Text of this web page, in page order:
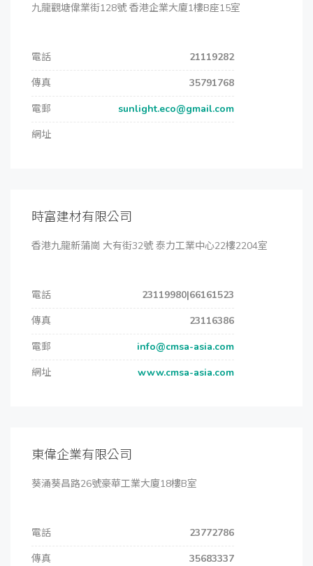
九龍觀塘偉業街128號 香港企業大廈1樓B座15室
電話
21119282
傳真
35791768
電郵
sunlight.eco@gmail.com
網址
時富建材有限公司
香港九龍新蒲崗 大有街32號 泰力工業中心22樓2204室
電話
23119980|66161523
傳真
23116386
電郵
info@cmsa-asia.com
網址
www.cmsa-asia.com
東偉企業有限公司
葵涌葵昌路26號豪華工業大廈18樓B室
電話
23772786
傳真
35683337